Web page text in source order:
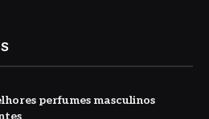
perfumes masculinos